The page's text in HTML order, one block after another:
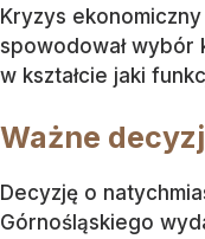
Kryzys
spowodował wybór
w kształcie jaki
Ważne
Decyzję o
Górnośląskiego